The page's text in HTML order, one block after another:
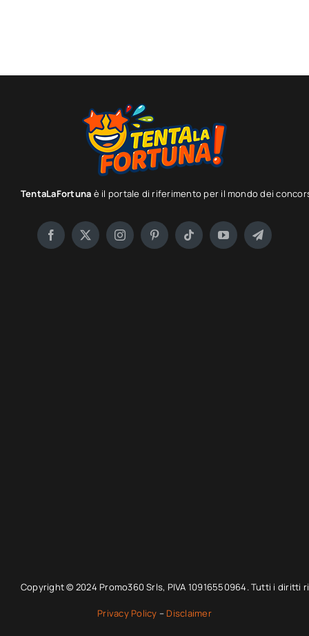
TentaLaFortuna è il portale di riferimento per il mondo dei
Copyright © 2024 Promo360 Srls, PIVA 10916550964. Tutti i diritti
Privacy Policy – Disclaimer